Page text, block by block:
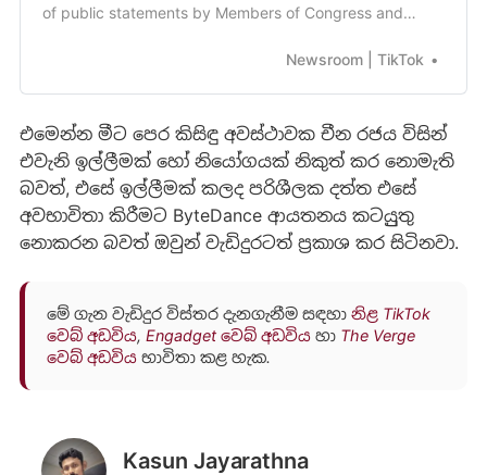
of public statements by Members of Congress and
as questions about our data protection prNewsroom | TikTok
එමෙන්න මීට පෙර කිසිඳු අවස්ථාවක චීන රජය විසින්
එවැනි ඉල්ලීමක් හෝ නියෝගයක් නිකුත් කර නොමැති
බවත්, එසේ ඉල්ලීමක් කලද පරිශීලක දත්ත එසේ
අවභාවිතා කිරීමට ByteDance ආයතනය කටයුුතු
නොකරන බවත් ඔවුන් වැඩිදුරටත් ප්‍රකාශ කර සිටිනවා.
මේ ගැන වැඩිදුර විස්තර දැනගැනීම සඳහා නිළ TikTok
වෙබ් අඩවිය, Engadget වෙබ් අඩවියහා The Verge
වෙබ් අඩවියභාවිතා කළ හැක.
Kasun Jayarathna